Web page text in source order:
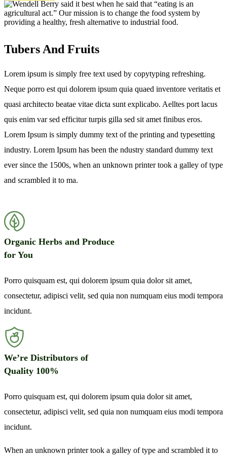
Tubers And Fruits
Lorem ipsum is simply free text used by copytyping refreshing.
Neque porro est qui dolorem ipsum quia quaed inventore veritatis et
quasi architecto beatae vitae dicta sunt explicabo. Aelltes port lacus
quis enim var sed efficitur turpis gilla sed sit amet finibus eros.
Lorem Ipsum is simply dummy text of the printing and typesetting
industry. Lorem Ipsum has been the ndustry standard dummy text
ever since the 1500s, when an unknown printer took a galley of type
and scrambled it to ma.
Organic Herbs and Produce
for You
Porro quisquam est, qui dolorem ipsum quia dolor sit amet,
consectetur, adipisci velit, sed quia non numquam eius modi tempora
incidunt.
We’re Distributors of
Quality 100%
Porro quisquam est, qui dolorem ipsum quia dolor sit amet,
consectetur, adipisci velit, sed quia non numquam eius modi tempora
incidunt.
When an unknown printer took a galley of type and scrambled it to